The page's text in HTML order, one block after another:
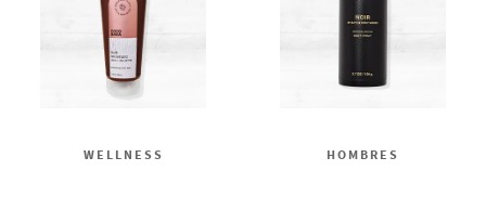
WELLNESS HOMBRES